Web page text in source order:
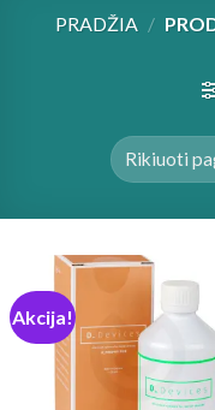
PRADŽIA /
Akcija!